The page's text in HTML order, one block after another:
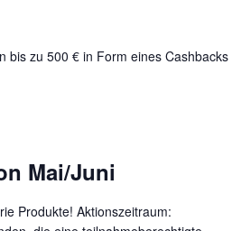
bis zu 500 € in Form eines Cashbacks
Mai/Juni
Produkte! Aktionszeitraum: